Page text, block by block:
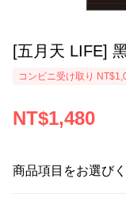
[五月天 LIFE]
コンビニ受け取り
NT$1,480
商品項目をお選び